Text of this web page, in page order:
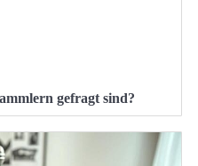
gefragt sind?